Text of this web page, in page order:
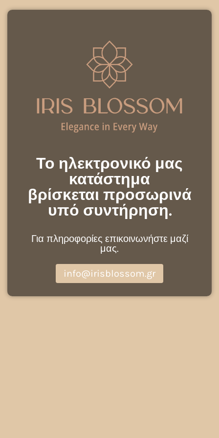
Το ηλεκτρονικό μας
κατάστημα
βρίσκεται προσωρινά
υπό συντήρηση.
Για πληροφορίες επικοινωνήστε μαζί
μας.
info@irisblossom.gr